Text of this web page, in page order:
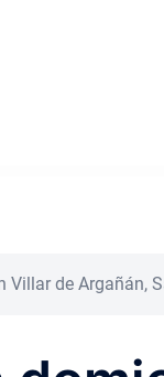
Villar de Argañán,